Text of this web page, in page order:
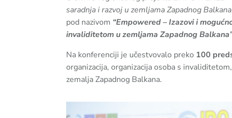
saradnja i razvoj u zemljama Zapadnog Balkana
pod nazivom “Empowered – Izazovi i
invaliditetom u zemljama Zapadnog
Na konferenciji je učestvovalo preko 100
organizacija, organizacija osoba s
zemalja Zapadnog Balkana.